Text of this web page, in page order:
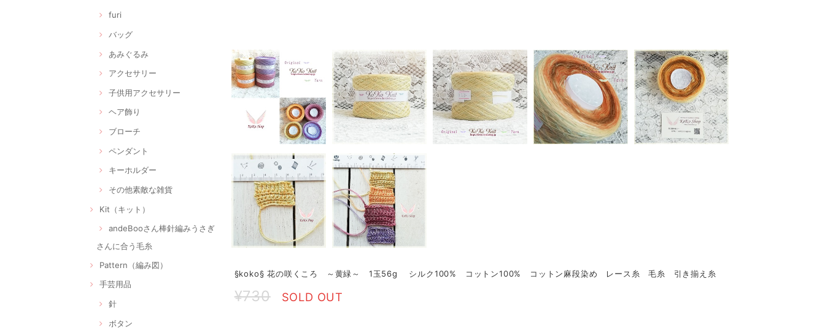
furi
バッグ
あみぐるみ
アクセサリー
子供用アクセサリー
ヘア飾り
ブローチ
ペンダント
キーホルダー
その他素敵な雑貨
Kit（キット）
andeBooさん棒針編みうさぎ
さんに合う毛糸
Pattern（編み図）
手芸用品
針
ボタン
§koko§ 花の咲くころ ～黄緑～ 1玉56g シルク100% コットン100% コットン麻段染め レース糸 毛糸 引き揃え糸
¥730 SOLD OUT